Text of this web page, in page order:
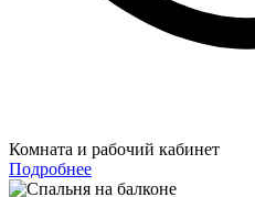
Комната и рабочий кабинет
Подробнее